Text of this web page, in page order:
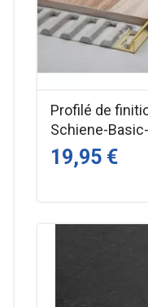
Profilé de
Schiene-
19,95 €